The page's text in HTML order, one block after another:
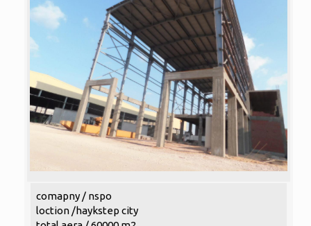
comapny / nspo
loction /haykstep city